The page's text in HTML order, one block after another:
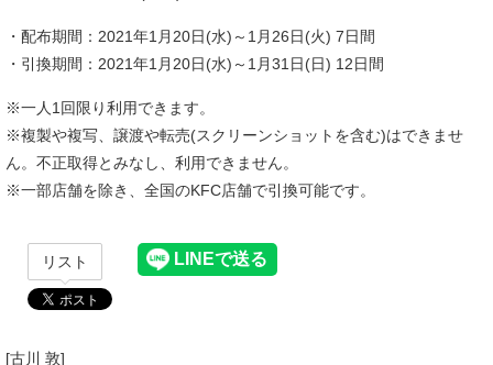
・配布期間：2021年1月20日(水)～1月26日(火) 7日間
・引換期間：2021年1月20日(水)～1月31日(日) 12日間
※一人1回限り利用できます。
※複製や複写、譲渡や転売(スクリーンショットを含む)はできませ
ん。不正取得とみなし、利用できません。
※一部店舗を除き、全国のKFC店舗で引換可能です。
リスト
[古川 敦]